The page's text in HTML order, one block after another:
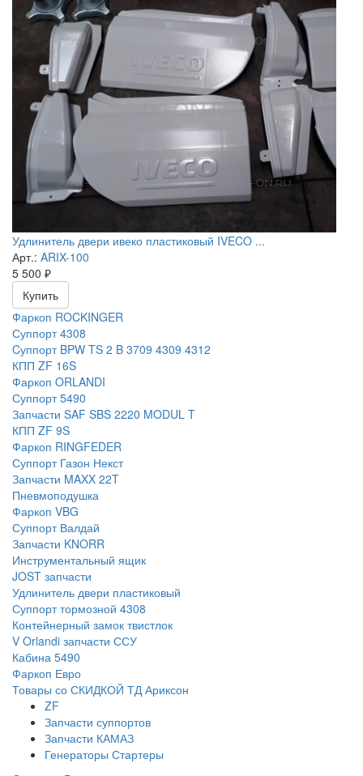
Удлинитель двери ивеко пластиковый IVECO ...
Арт.: ARIX-100
5 500 ₽
Купить
Фаркоп ROCKINGER
Суппорт 4308
Cуппорт BPW TS 2 B 3709 4309 4312
КПП ZF 16S
Фаркоп ORLANDI
Суппорт 5490
Запчасти SAF SBS 2220 MODUL T
КПП ZF 9S
Фаркоп RINGFEDER
Суппорт Газон Некст
Запчасти MAXX 22T
Пневмоподушка
Фаркоп VBG
Суппорт Валдай
Запчасти KNORR
Инструментальный ящик
JOST запчасти
Удлинитель двери пластиковый
Суппорт тормозной 4308
Контейнерный замок твистлок
V Orlandi запчасти ССУ
Кабина 5490
Фаркоп Евро
Товары со СКИДКОЙ ТД Ариксон
ZF
Запчасти суппортов
Запчасти КАМАЗ
Генераторы Стартеры